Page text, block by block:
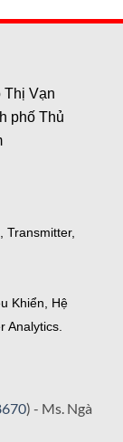
Vạn
phố Thủ
Transmitter,
Khiển, Hệ
Analytics.
) - Ms. Ngà